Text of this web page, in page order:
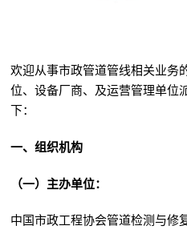
欢迎从事市政管道管线相关业务
位、设备厂商、及运营管理单位
下：
一、组织机构
（一）主办单位：
中国市政工程协会管道检测与修